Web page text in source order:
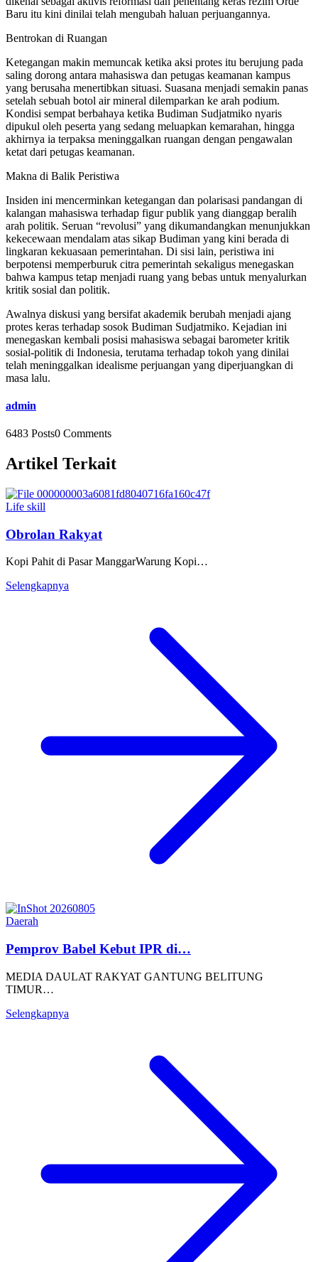
Baru itu kini dinilai telah mengubah haluan perjuangannya.
Bentrokan di Ruangan
Ketegangan makin memuncak ketika aksi protes itu berujung pada
saling dorong antara mahasiswa dan petugas keamanan kampus
yang berusaha menertibkan situasi. Suasana menjadi semakin panas
setelah sebuah botol air mineral dilemparkan ke arah podium.
Kondisi sempat berbahaya ketika Budiman Sudjatmiko nyaris
dipukul oleh peserta yang sedang meluapkan kemarahan, hingga
akhirnya ia terpaksa meninggalkan ruangan dengan pengawalan
ketat dari petugas keamanan.
Makna di Balik Peristiwa
Insiden ini mencerminkan ketegangan dan polarisasi pandangan di
kalangan mahasiswa terhadap figur publik yang dianggap beralih
arah politik. Seruan “revolusi” yang dikumandangkan menunjukkan
kekecewaan mendalam atas sikap Budiman yang kini berada di
lingkaran kekuasaan pemerintahan. Di sisi lain, peristiwa ini
berpotensi memperburuk citra pemerintah sekaligus menegaskan
bahwa kampus tetap menjadi ruang yang bebas untuk menyalurkan
kritik sosial dan politik.
Awalnya diskusi yang bersifat akademik berubah menjadi ajang
protes keras terhadap sosok Budiman Sudjatmiko. Kejadian ini
menegaskan kembali posisi mahasiswa sebagai barometer kritik
sosial-politik di Indonesia, terutama terhadap tokoh yang dinilai
telah meninggalkan idealisme perjuangan yang diperjuangkan di
masa lalu.
admin
6483 Posts0 Comments
Artikel Terkait
Life skill
Obrolan Rakyat
Kopi Pahit di Pasar ManggarWarung Kopi…
Selengkapnya
Daerah
Pemprov Babel Kebut IPR di…
MEDIA DAULAT RAKYAT GANTUNG BELITUNG
TIMUR…
Selengkapnya